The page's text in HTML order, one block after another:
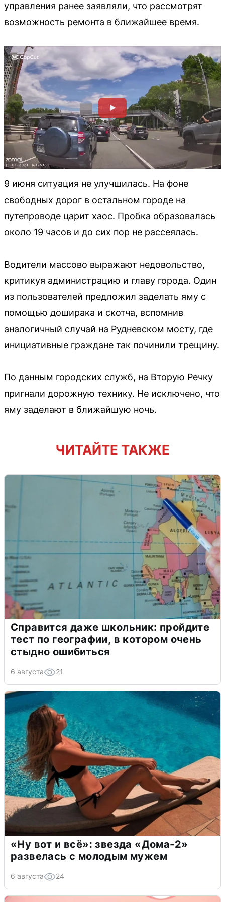
управления ранее заявляли, что рассмотрят
возможность ремонта в ближайшее время.
9 июня ситуация не улучшилась. На фоне
свободных дорог в остальном городе на
путепроводе царит хаос. Пробка образовалась
около 19 часов и до сих пор не рассеялась.
Водители массово выражают недовольство,
критикуя администрацию и главу города. Один
из пользователей предложил заделать яму с
помощью доширака и скотча, вспомнив
аналогичный случай на Рудневском мосту, где
инициативные граждане так починили трещину.
По данным городских служб, на Вторую Речку
пригнали дорожную технику. Не исключено, что
яму заделают в ближайшую ночь.
ЧИТАЙТЕ ТАКЖЕ
Справится даже школьник: пройдите
тест по географии, в котором очень
стыдно ошибиться
6 августа 21
«Ну вот и всё»: звезда «Дома-2»
развелась с молодым мужем
6 августа 24